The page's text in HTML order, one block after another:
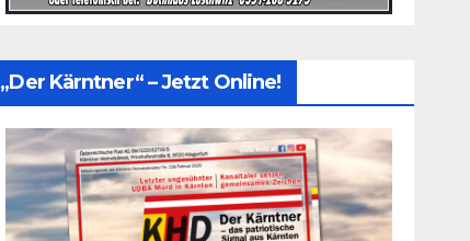
„Der Kärntner“ – Jetzt Online!